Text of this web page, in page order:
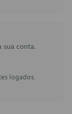
sua conta.
logados.